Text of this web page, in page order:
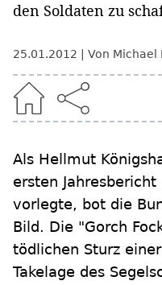
den Soldaten zu
25.01.2012 Von Michael
Als Hellmut
ersten
vorlegte, bot die
Bild. Die "Gorch
tödlichen Sturz
Takelage des